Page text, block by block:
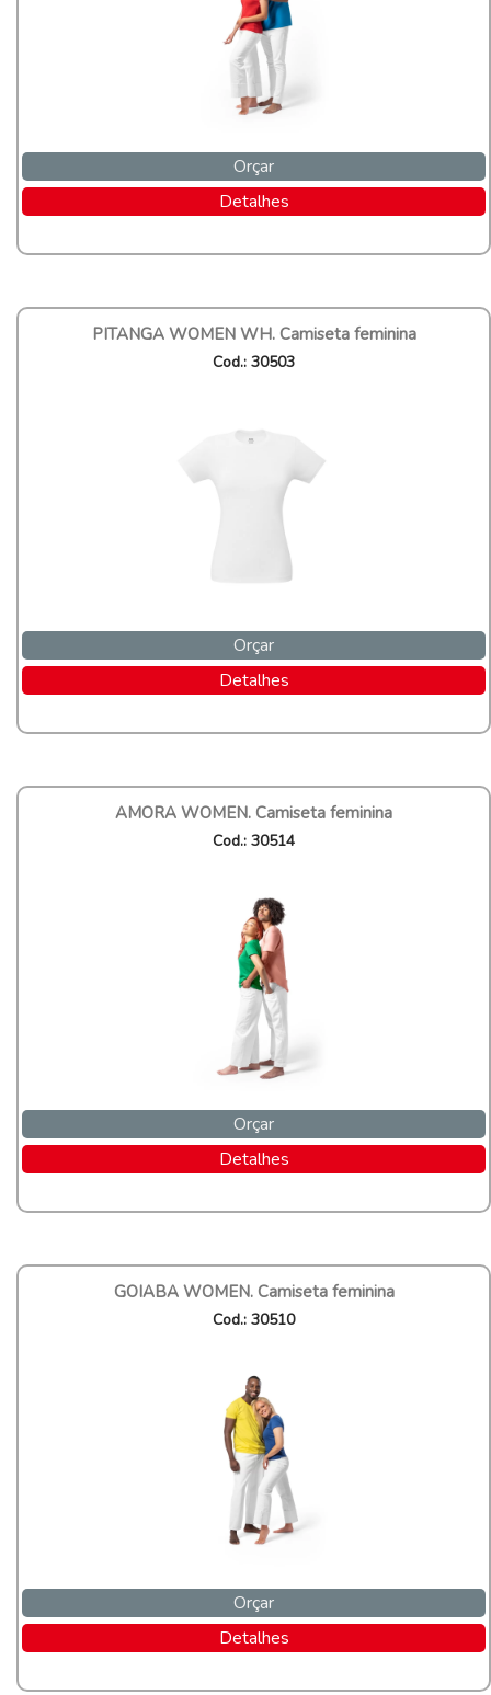
Orçar
Detalhes
PITANGA WOMEN WH. Camiseta feminina
Cod.: 30503
Orçar
Detalhes
AMORA WOMEN. Camiseta feminina
Cod.: 30514
Orçar
Detalhes
GOIABA WOMEN. Camiseta feminina
Cod.: 30510
Orçar
Detalhes